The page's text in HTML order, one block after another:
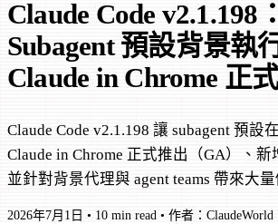
Claude Code v2.1.198：
Subagent 預設背景執
Claude in Chrome 正
Claude Code v2.1.198 讓 subagent 預設
Claude in Chrome 正式推出（GA）、新
並針對背景代理與 agent teams 帶來大量
2026年7月1日 • 10 min read • 作者：ClaudeWorld